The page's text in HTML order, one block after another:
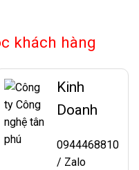
khách hàng
Kinh
Doanh
0944468810
/ Zalo